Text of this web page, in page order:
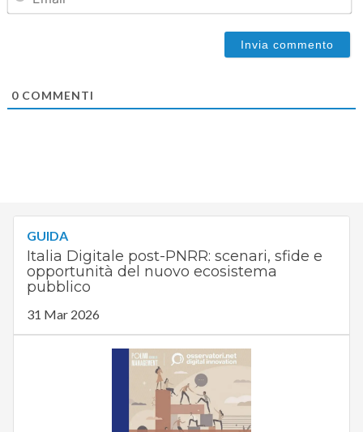
0COMMENTI
GUIDA
Italia Digitale post-PNRR: scenari, sfide e
opportunità del nuovo ecosistema
pubblico
31 Mar 2026